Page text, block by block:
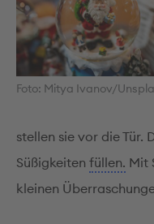
Foto: Mitya Ivanov/
stellen sie vor die Tür.
Süßigkeiten füllen. Mit
kleinen